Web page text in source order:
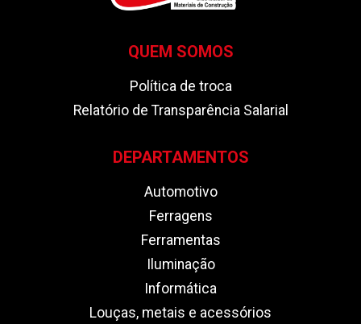
QUEM SOMOS
Política de troca
Relatório de Transparência Salarial
DEPARTAMENTOS
Automotivo
Ferragens
Ferramentas
Iluminação
Informática
Louças, metais e acessórios